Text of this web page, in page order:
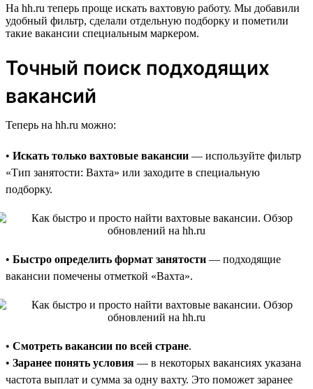
На hh.ru теперь проще искать вахтовую работу. Мы добавили
удобный фильтр, сделали отдельную подборку и пометили
такие вакансии специальным маркером.
Точный поиск подходящих
вакансий
Теперь на hh.ru можно:
• Искать только вахтовые вакансии — используйте фильтр
«Тип занятости: Вахта» или заходите в специальную
подборку.
• Быстро определить формат занятости — подходящие
вакансии помечены отметкой «Вахта».
• Смотреть вакансии по всей стране.
• Заранее понять условия — в некоторых вакансиях указана
частота выплат и сумма за одну вахту. Это поможет заранее